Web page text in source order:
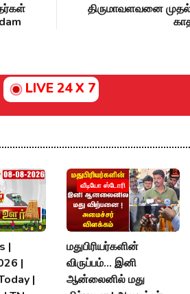
திருமாவளவனை
LIVE 24 X 7
|
|
|
வீடியோ ஸ்டோரி
மதுபிரியர்களின்
விருப்பம்... இனி
ஆன்லைனில் மது